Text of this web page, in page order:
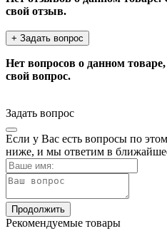
свой отзыв.
+ Задать вопрос
Нет вопросов о данном
свой вопрос.
Задать вопрос
Если у Вас есть вопросы по
ниже, и мы ответим в
Продолжить
Рекомендуемые товары